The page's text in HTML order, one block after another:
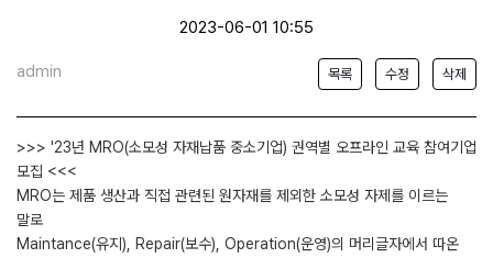
2023-06-01 10:55
admin 목록 수정 삭제
>>> '23년 MRO(소모성 자재납품 중소기업) 권역별 오프라인 교육 참여기업
모집 <<<
MRO는 제품 생산과 직접 관련된 원자재를 제외한 소모성 자제를 이르는
말로
Maintance(유지), Repair(보수), Operation(운영)의 머리글자에서 따온